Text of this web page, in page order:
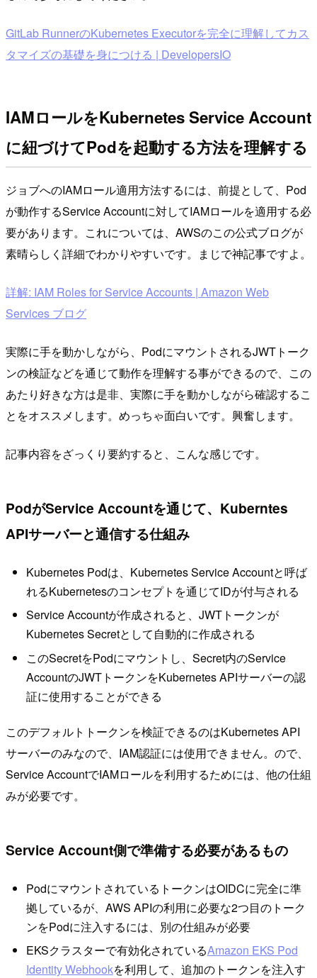
GitLab RunnerのKubernetes Executorを完全に理解してカス
タマイズの基礎を身につける | DevelopersIO
IAMロールをKubernetes Service Account
に紐づけてPodを起動する方法を理解する
ジョブへのIAMロール適用方法するには、前提として、Pod
が動作するService Accountに対してIAMロールを適用する必
要があります。これについては、AWSのこの公式ブログが
素晴らしく詳細でわかりやすいです。まじで神記事ですよ。
詳解: IAM Roles for Service Accounts | Amazon Web
Services ブログ
実際に手を動かしながら、PodにマウントされるJWTトーク
ンの検証などを通じて動作を理解する事ができるので、この
あたり好きな方は是非、実際に手を動かしながら確認するこ
とをオススメします。めっちゃ面白いです。興奮します。
記事内容をざっくり要約すると、こんな感じです。
PodがService Accountを通じて、Kuberntes
APIサーバーと通信する仕組み
Kubernetes Podは、Kubernetes Service Accountと呼ば
れるKubernetesのコンセプトを通じてIDが付与される
Service Accountが作成されると、JWTトークンが
Kubernetes Secretとして自動的に作成される
このSecretをPodにマウントし、Secret内のService
AccountのJWTトークンをKubernetes APIサーバーの認
証に使用することができる
このデフォルトトークンを検証できるのはKubernetes API
サーバーのみなので、IAM認証には使用できません。ので、
Service AccountでIAMロールを利用するためには、他の仕組
みが必要です。
Service Account側で準備する必要があるもの
PodにマウントされているトークンはOIDCに完全に準
拠しているが、AWS APIの利用に必要な2つ目のトーク
ンをPodに注入するには、別の仕組みが必要
EKSクラスターで有効化されているAmazon EKS Pod
Identity Webhookを利用して、追加のトークンを注入す